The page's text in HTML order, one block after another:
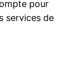
pour
services de